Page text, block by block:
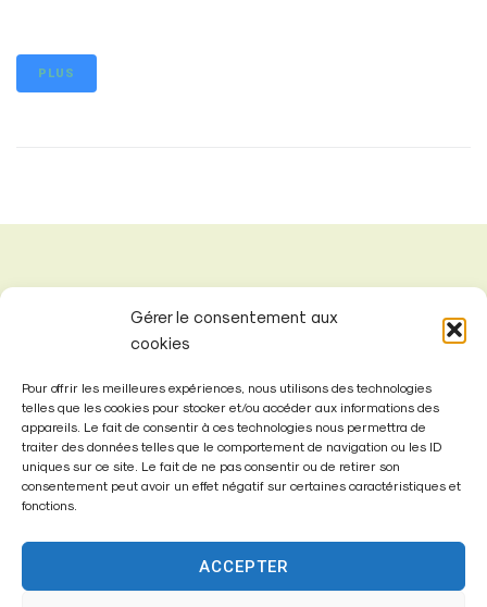
Gérer le consentement aux
cookies
Pour offrir les meilleures expériences, nous utilisons des technologies
telles que les cookies pour stocker et/ou accéder aux informations des
appareils. Le fait de consentir à ces technologies nous permettra de
traiter des données telles que le comportement de navigation ou les ID
uniques sur ce site. Le fait de ne pas consentir ou de retirer son
consentement peut avoir un effet négatif sur certaines caractéristiques et
fonctions.
ACCEPTER
PLUS
Mairie de
Fontenay-Trésigny
Mairie,